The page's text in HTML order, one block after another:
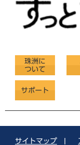
珠洲に
ついて
サポート
サイトマップ